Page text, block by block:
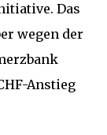
Das
wegen der
Anstieg